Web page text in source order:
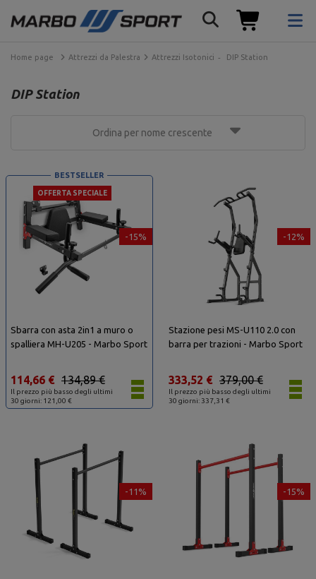
Home page Attrezzi da Palestra Attrezzi Isotonici DIP Station
DIP Station
Ordina per nome crescente
-15%
OFFERTA SPECIALE
BESTSELLER
Sbarra con asta 2in1 a muro o
spalliera MH-U205 - Marbo Sport
Il prezzo più basso degli ultimi
30 giorni: 121,00 €
134,89 €
114,66 €
-12%
Stazione pesi MS-U110 2.0 con
barra per trazioni - Marbo Sport
Il prezzo più basso degli ultimi
30 giorni: 337,31 €
379,00 €
333,52 €
-11% -15%